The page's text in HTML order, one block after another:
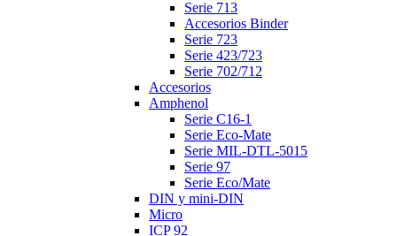
Serie 713
Accesorios Binder
Serie 723
Serie 423/723
Serie 702/712
Accesorios
Amphenol
Serie C16-1
Serie Eco-Mate
Serie MIL-DTL-5015
Serie 97
Serie Eco/Mate
DIN y mini-DIN
Micro
ICP 92